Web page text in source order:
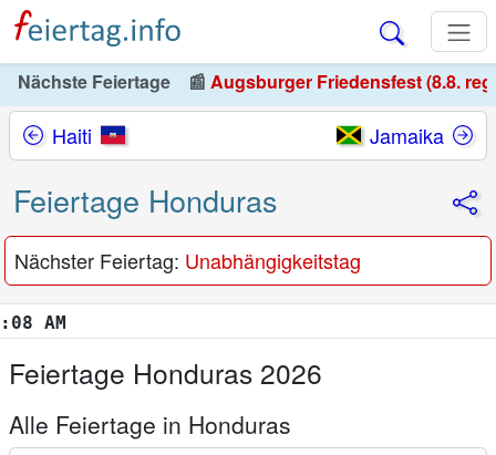
Nächste Feiertage 📰 Augsburger Friedensfest (8.8.
Haiti Jamaika
Feiertage Honduras
Nächster Feiertag: Unabhängigkeitstag
Feiertage Honduras 2026
Alle Feiertage in Honduras